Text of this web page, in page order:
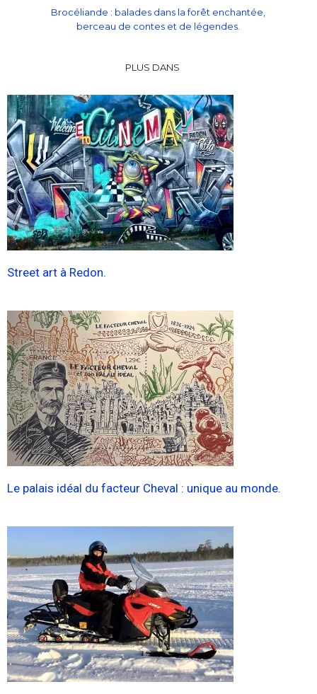
Brocéliande : balades dans la forêt enchantée,
berceau de contes et de légendes.
PLUS DANS
Street art à Redon.
Le palais idéal du facteur Cheval : unique au monde.